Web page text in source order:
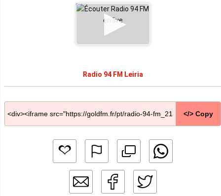
Radio 94 FM Leiria
</> Copy